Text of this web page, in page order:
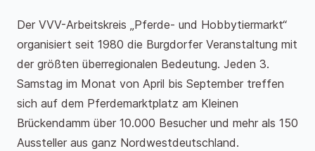
Der VVV-Arbeitskreis „Pferde- und Hobbytiermarkt“
organisiert seit 1980 die Burgdorfer Veranstaltung mit
der größten überregionalen Bedeutung. Jeden 3.
Samstag im Monat von April bis September treffen
sich auf dem Pferdemarktplatz am Kleinen
Brückendamm über 10.000 Besucher und mehr als 150
Aussteller aus ganz Nordwestdeutschland.